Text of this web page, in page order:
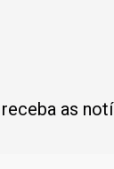
as